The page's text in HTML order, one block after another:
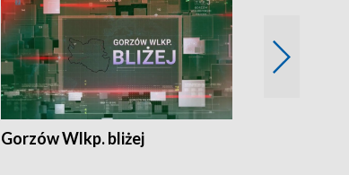
Gorzów Wlkp. bliżej